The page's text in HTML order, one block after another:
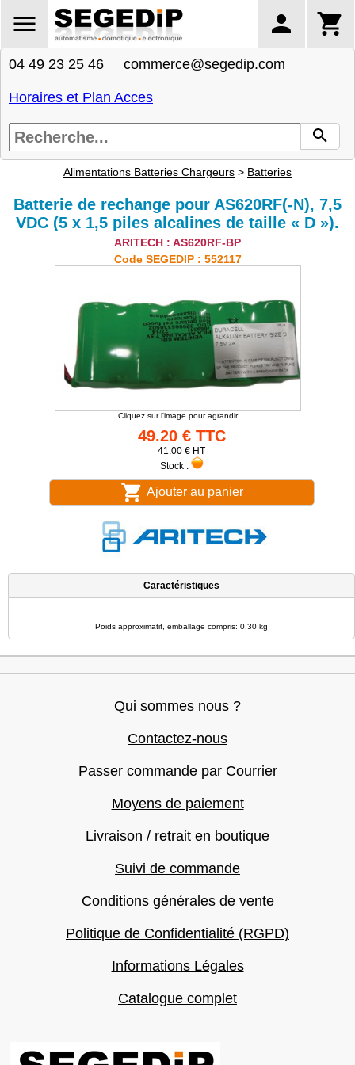
04 49 23 25 46 commerce@segedip.com
Horaires et Plan Acces
Alimentations Batteries Chargeurs > Batteries
Batterie de rechange pour AS620RF(-N), 7,5
VDC (5 x 1,5 piles alcalines de taille « D »).
ARITECH : AS620RF-BP
Code SEGEDIP : 552117
Cliquez sur l'image pour agrandir
49.20 € TTC
41.00 € HT
Stock :
Ajouter au panier
Caractéristiques
Poids approximatif, emballage compris: 0.30 kg
Qui sommes nous ?
Contactez-nous
Passer commande par Courrier
Moyens de paiement
Livraison / retrait en boutique
Suivi de commande
Conditions générales de vente
Politique de Confidentialité (RGPD)
Informations Légales
Catalogue complet